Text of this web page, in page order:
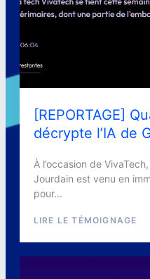
[REPORTAGE]
décrypte l’IA de
À l’occasion de
Jourdain est venu en
pour...
LIRE LE TÉMOIGNAGE